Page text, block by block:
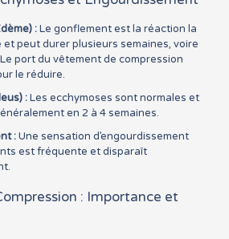
:Le gonflement est la réaction la
peut durer plusieurs semaines, voire
port du vêtement de compression
le réduire.
:Les ecchymoses sont normales et
en 2 à 4 semaines.
:Une sensation d’engourdissement
est fréquente et disparaît
: Importance et